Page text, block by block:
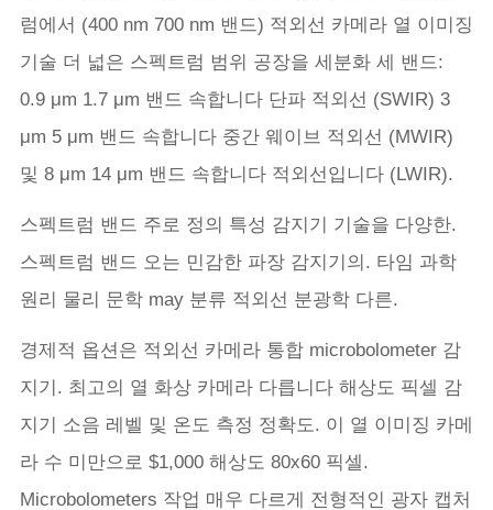
럼에서 (400 nm 700 nm 밴드) 적외선 카메라 열 이미징
기술 더 넓은 스펙트럼 범위 공장을 세분화 세 밴드:
0.9 μm 1.7 μm 밴드 속합니다 단파 적외선 (SWIR) 3
μm 5 μm 밴드 속합니다 중간 웨이브 적외선 (MWIR)
및 8 μm 14 μm 밴드 속합니다 적외선입니다 (LWIR).
스펙트럼 밴드 주로 정의 특성 감지기 기술을 다양한.
스펙트럼 밴드 오는 민감한 파장 감지기의. 타임 과학
원리 물리 문학 may 분류 적외선 분광학 다른.
경제적 옵션은 적외선 카메라 통합 microbolometer 감
지기. 최고의 열 화상 카메라 다릅니다 해상도 픽셀 감
지기 소음 레벨 및 온도 측정 정확도. 이 열 이미징 카메
라 수 미만으로 $1,000 해상도 80x60 픽셀.
Microbolometers 작업 매우 다르게 전형적인 광자 캡처